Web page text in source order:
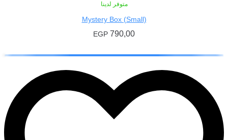
متوفر لدينا
Mystery Box (Small)
790,00
EGP